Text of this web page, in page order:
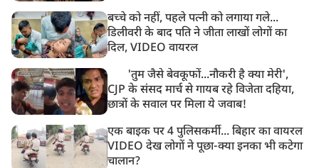
बच्चे को नहीं, पहले पत्नी को लगाया गले...
डिलीवरी के बाद पति ने जीता लाखों लोगों का
दिल, VIDEO वायरल
'तुम जैसे बेवकूफों...नौकरी है क्या मेरी',
CJP के संसद मार्च से गायब रहे विजेता दहिया,
छात्रों के सवाल पर मिला ये जवाब!
एक बाइक पर 4 पुलिसकर्मी... बिहार का वायरल
VIDEO देख लोगों ने पूछा-क्या इनका भी कटेगा
चालान?